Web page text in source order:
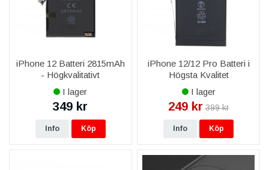
iPhone 12 Batteri 2815mAh
- Högkvalitativt
ersättningsbatteri
I lager
349 kr
Info Köp
iPhone 12/12 Pro Batteri i
Högsta Kvalitet
I lager
249 kr 399 kr
Info Köp